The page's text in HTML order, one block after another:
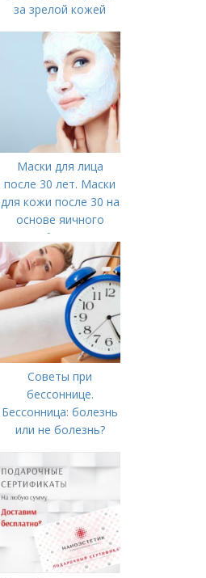
за зрелой кожей
Маски для лица
после 30 лет. Маски
для кожи после 30 на
основе яичного
белка
Советы при
бессоннице.
Бессонница: болезнь
или не болезнь?